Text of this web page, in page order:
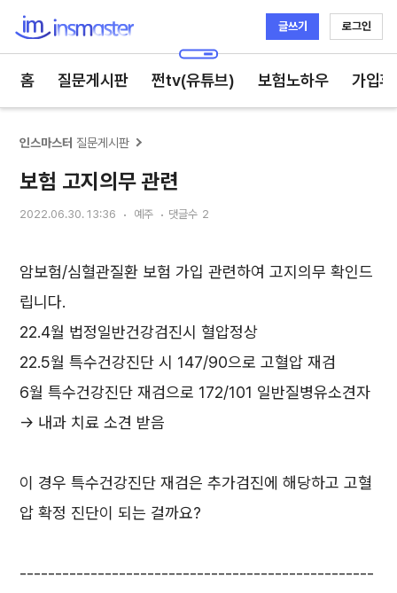
글쓰기 로그인
홈 질문게시판 쩐tv(유튜브) 보험노하우 가입
인스마스터 질문게시판
보험 고지의무 관련
2022.06.30. 13:36 예주 댓글수 2
암보험/심혈관질환 보험 가입 관련하여 고지의무 확인드
립니다.
22.4월 법정일반건강검진시 혈압정상
22.5월 특수건강진단 시 147/90으로 고혈압 재검
6월 특수건강진단 재검으로 172/101 일반질병유소견자
-> 내과 치료 소견 받음
이 경우 특수건강진단 재검은 추가검진에 해당하고 고혈
압 확정 진단이 되는 걸까요?
--------------------------------------------------